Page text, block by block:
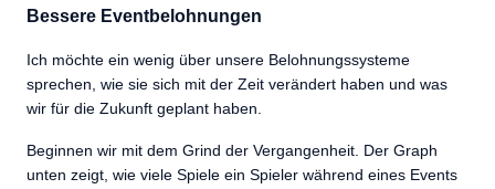
Bessere Eventbelohnungen
Ich möchte ein wenig über unsere Belohnungssysteme
sprechen, wie sie sich mit der Zeit verändert haben und was
wir für die Zukunft geplant haben.
Beginnen wir mit dem Grind der Vergangenheit. Der Graph
unten zeigt, wie viele Spiele ein Spieler während eines Events